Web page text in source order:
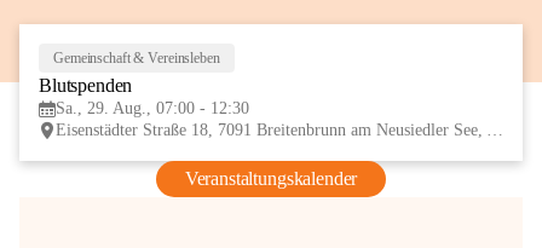
Gemeinschaft & Vereinsleben
Blutspenden
Sa., 29. Aug., 07:00 - 12:30
Eisenstädter Straße 18, 7091 Breitenbrunn am Neusiedler See, AUT
Veranstaltungskalender